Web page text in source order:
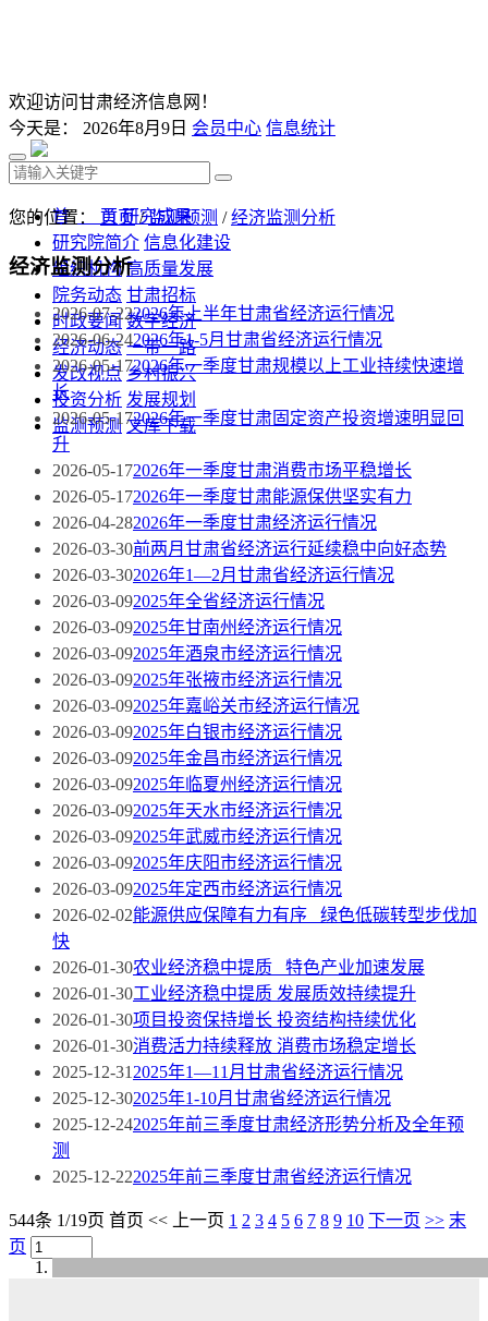
欢迎访问甘肃经济信息网！
今天是： 2026年8月9日 会员中心 信息统计
首 页 研究成果
研究院简介 信息化建设
组织机构 高质量发展
院务动态 甘肃招标
时政要闻 数字经济
经济动态 一带一路
发改视点 乡村振兴
投资分析 发展规划
监测预测 文库下载
您的位置： 首页/监测预测 /经济监测分析
经济监测分析
2026-07-222026年上半年甘肃省经济运行情况
2026-06-242026年1-5月甘肃省经济运行情况
2026-05-172026年一季度甘肃规模以上工业持续快速增
长
2026-05-172026年一季度甘肃固定资产投资增速明显回
升
2026-05-172026年一季度甘肃消费市场平稳增长
2026-05-172026年一季度甘肃能源保供坚实有力
2026-04-282026年一季度甘肃经济运行情况
2026-03-30前两月甘肃省经济运行延续稳中向好态势
2026-03-302026年1—2月甘肃省经济运行情况
2026-03-092025年全省经济运行情况
2026-03-092025年甘南州经济运行情况
2026-03-092025年酒泉市经济运行情况
2026-03-092025年张掖市经济运行情况
2026-03-092025年嘉峪关市经济运行情况
2026-03-092025年白银市经济运行情况
2026-03-092025年金昌市经济运行情况
2026-03-092025年临夏州经济运行情况
2026-03-092025年天水市经济运行情况
2026-03-092025年武威市经济运行情况
2026-03-092025年庆阳市经济运行情况
2026-03-092025年定西市经济运行情况
2026-02-02能源供应保障有力有序 绿色低碳转型步伐加
快
2026-01-30农业经济稳中提质 特色产业加速发展
2026-01-30工业经济稳中提质 发展质效持续提升
2026-01-30项目投资保持增长 投资结构持续优化
2026-01-30消费活力持续释放 消费市场稳定增长
2025-12-312025年1—11月甘肃省经济运行情况
2025-12-302025年1-10月甘肃省经济运行情况
2025-12-242025年前三季度甘肃经济形势分析及全年预
测
2025-12-222025年前三季度甘肃省经济运行情况
544条 1/19页 首页 << 上一页 1 2 3 4 5 6 7 8 9 10 下一页 >> 末
页